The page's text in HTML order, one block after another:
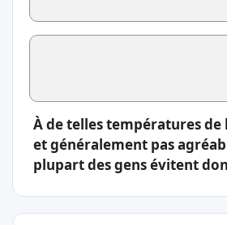
À de telles températures
et généralement pas
plupart des gens évitent